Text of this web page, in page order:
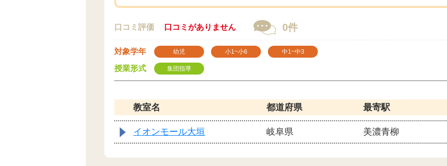
口コミ評価 口コミがありません 0件
対象学年 幼児 小1~小6 中1~中3
授業形式 集団指導
教室名 都道府県 最寄駅
イオンモール大垣 岐阜県 美濃青柳